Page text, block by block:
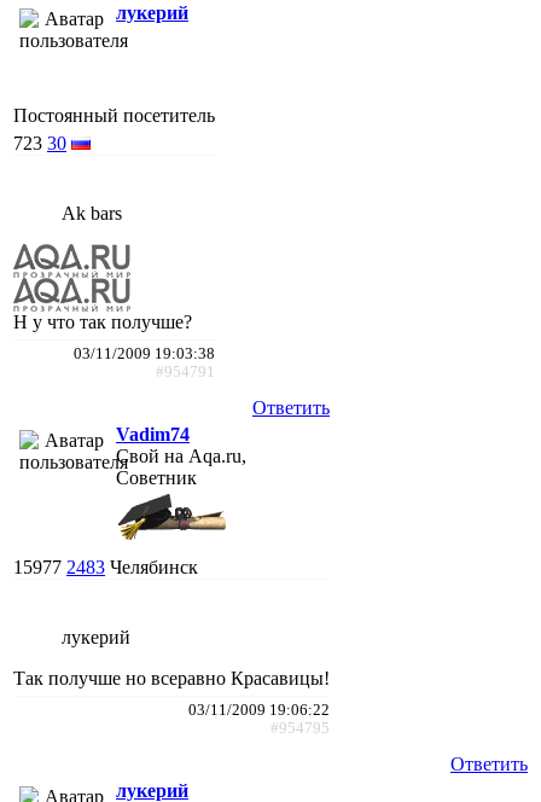
лукерий
Постоянный посетитель
723 30
Ak bars
Н у что так получше?
03/11/2009 19:03:38
#954791
Ответить
Vadim74
Свой на Aqa.ru,
Советник
15977 2483 Челябинск
лукерий
Так получше но всеравно Красавицы!
03/11/2009 19:06:22
#954795
Ответить
лукерий